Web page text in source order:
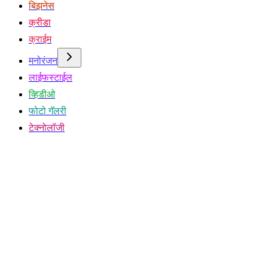
बिझनेस
क्रीडा
क्राईम
मनोरंजन
लाईफस्टाईल
व्हिडीओ
फोटो गॅलरी
टेक्नोलॉजी